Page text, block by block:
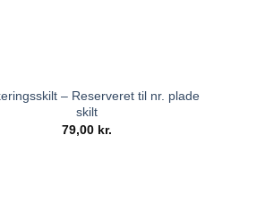
– Reserveret til nr. plade
skilt
79,00 kr.